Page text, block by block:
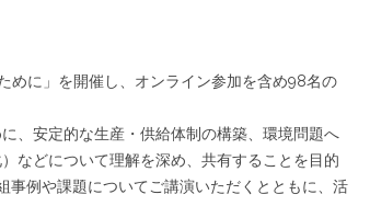
めに」を開催し、オンライン参加を含め98名の
、安定的な生産・供給体制の構築、環境問題へ
などについて理解を深め、共有することを目的
事例や課題についてご講演いただくとともに、活